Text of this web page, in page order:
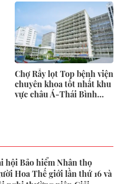
Chợ Rẫy lọt Top bệnh viện
chuyên khoa tốt nhất khu
vực châu Á-Thái Bình
hội Bảo hiểm Nhân thọ
Hoa Thế giới lần thứ 16 và